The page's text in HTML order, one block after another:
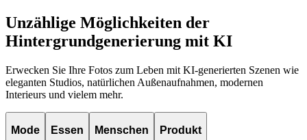
Unzählige Möglichkeiten der
Hintergrundgenerierung mit KI
Erwecken Sie Ihre Fotos zum Leben mit KI-generierten Szenen wie
eleganten Studios, natürlichen Außenaufnahmen, modernen
Interieurs und vielem mehr.
Mode Essen Menschen Produkt